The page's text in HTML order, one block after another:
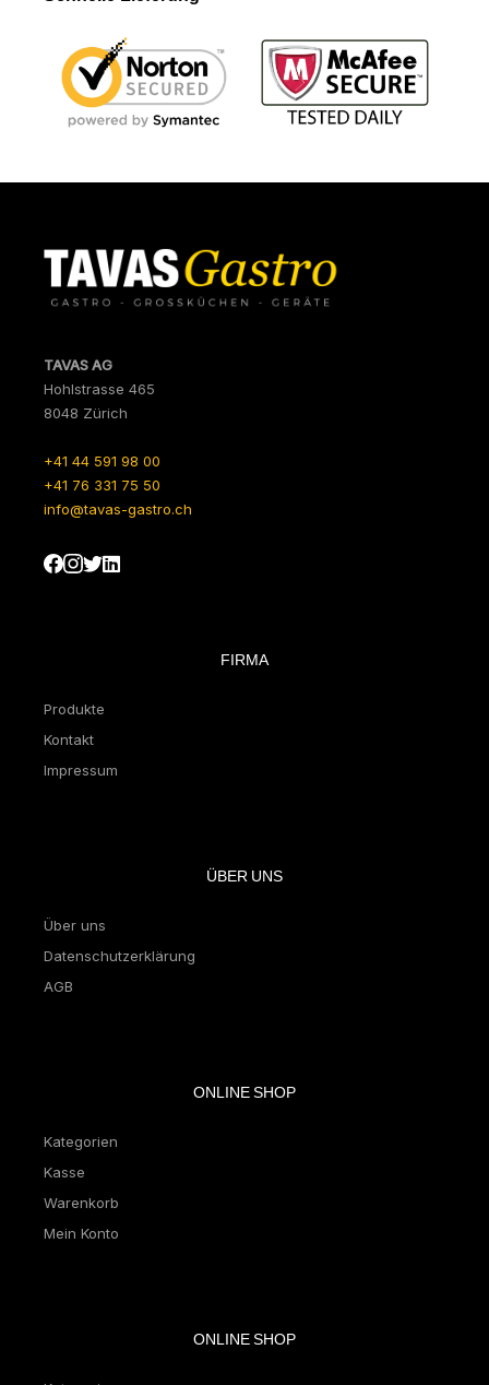
TAVAS AG
Hohlstrasse 465
8048 Zürich
+41 44 591 98 00
+41 76 331 75 50
info@tavas-gastro.ch
FIRMA
Produkte
Kontakt
Impressum
ÜBER UNS
Über uns
Datenschutzerklärung
AGB
ONLINE SHOP
Kategorien
Kasse
Warenkorb
Mein Konto
ONLINE SHOP